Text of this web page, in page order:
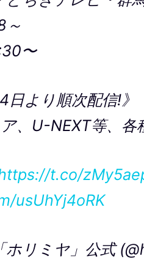
～
〜
日より順次配信!》
、U-NEXT等、
t.co/
usUhYj4oRK
リミヤ」公式